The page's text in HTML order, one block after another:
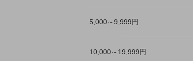
5,000～9,999円
10,000～19,999円